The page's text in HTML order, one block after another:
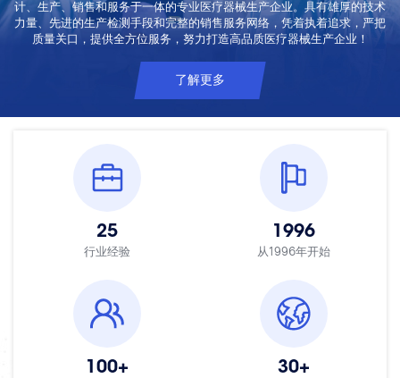
计、生产、销售和服务于一体的专业医疗器械生产企业。具有雄厚的技术
力量、先进的生产检测手段和完整的销售服务网络，凭着执着追求，严把
质量关口，提供全方位服务，努力打造高品质医疗器械生产企业！
了解更多
25
行业经验
1996
从1996年开始
100+ 30+